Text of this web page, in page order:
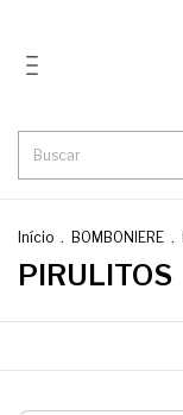
Início . BOMBONIERE .
PIRULITOS